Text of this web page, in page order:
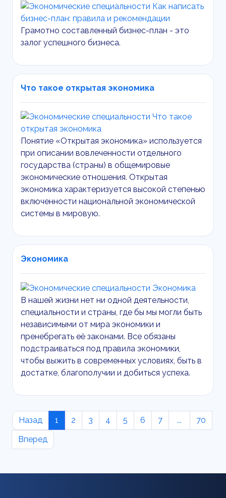
Грамотно составленный бизнес-план - это
залог успешного бизнеса.
Что такое открытая экономика
Понятие «Открытая экономика» используется
при описании вовлеченности отдельного
государства (страны) в общемировые
экономические отношения. Открытая
экономика характеризуется высокой степенью
включенности национальной экономической
системы в мировую.
Экономика
В нашей жизни нет ни одной деятельности,
специальности и страны, где бы мы могли быть
независимыми от мира экономики и
пренебрегать её законами. Все обязаны
подстраиваться под правила экономики,
чтобы выжить в современных условиях, быть в
достатке, благополучии и добиться успеха.
Назад 1 2 3 4 5 6 7 ...
70
Вперед